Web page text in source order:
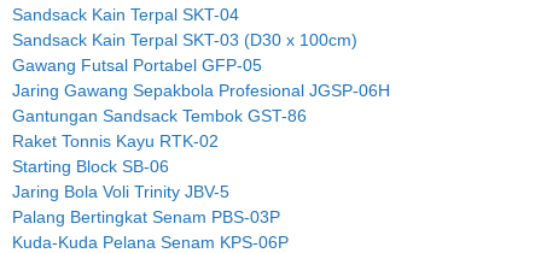
Sandsack Kain Terpal SKT-04
Sandsack Kain Terpal SKT-03 (D30 x 100cm)
Gawang Futsal Portabel GFP-05
Jaring Gawang Sepakbola Profesional JGSP-06H
Gantungan Sandsack Tembok GST-86
Raket Tonnis Kayu RTK-02
Starting Block SB-06
Jaring Bola Voli Trinity JBV-5
Palang Bertingkat Senam PBS-03P
Kuda-Kuda Pelana Senam KPS-06P